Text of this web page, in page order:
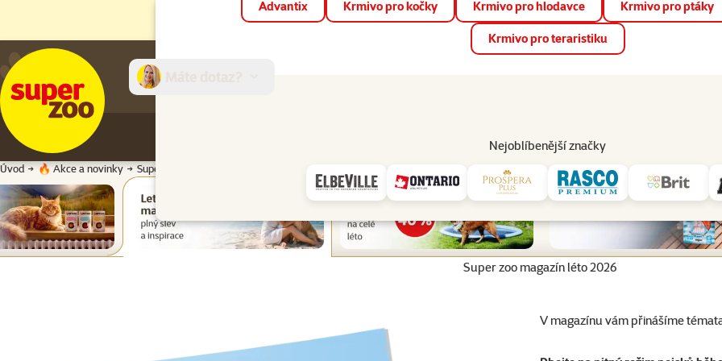
📱 Stáhněte si novou aplikaci Super zoo.Více informací
Advantix Krmivo pro kočky Krmivo pro hlodavce Krmivo pro ptáky
Krmivo pro teraristiku
Nejoblíbenější značky
Prodejny Služby
Úvod 🔥 Akce a novinky Super zoo magazín léto 2026
Super zoo magazín léto 2026
V magazínu vám přinášíme